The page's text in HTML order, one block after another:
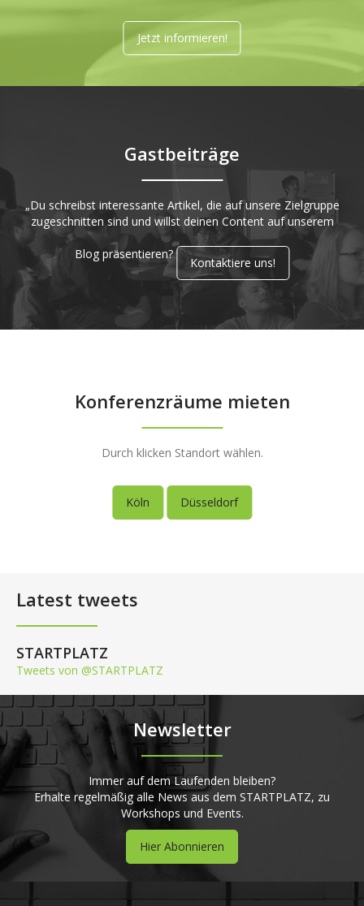
Jetzt informieren!
Gastbeiträge
„Du schreibst interessante Artikel, die auf unsere Zielgruppe
zugeschnitten sind und willst deinen Content auf unserem
Blog präsentieren?
Kontaktiere uns!
Konferenzräume mieten
Durch klicken Standort wählen.
Köln Düsseldorf
Latest tweets
STARTPLATZ
Tweets von @STARTPLATZ
Newsletter
Immer auf dem Laufenden bleiben?
Erhalte regelmäßig alle News aus dem STARTPLATZ, zu
Workshops und Events.
Hier Abonnieren